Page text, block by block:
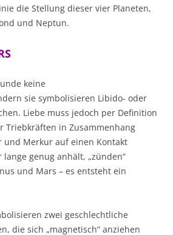
die Stellung dieser vier Planeten,
und Neptun.
keine
sie symbolisieren Libido- oder
Liebe muss jedoch per Definition
Triebkräften in Zusammenhang
und Merkur auf einen Kontakt
genug anhält, „zünden“
und Mars – es entsteht ein
zwei geschlechtliche
die sich „magnetisch“ anziehen